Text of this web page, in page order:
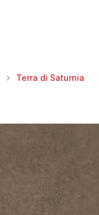
Terra di Saturnia